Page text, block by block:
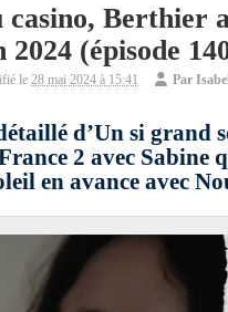
Berthier
(épisode
le 28 mai 2024 à 15:41 Par
d’Un si grand
2 avec Sabine
en avance avec